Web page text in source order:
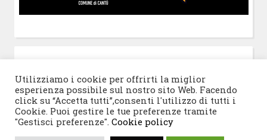
Utilizziamo i cookie per offrirti la miglior
esperienza possibile sul nostro sito Web. Facendo
click su “Accetta tutti”,consenti l'utilizzo di tutti i
Cookie. Puoi gestire le tue preferenze tramite
"Gestisci preferenze". Cookie policy